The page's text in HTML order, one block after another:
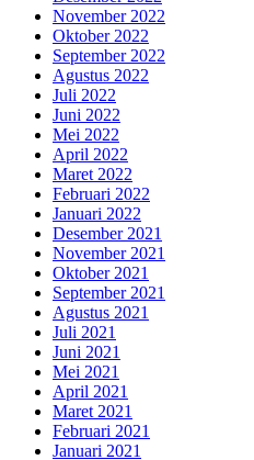
November 2022
Oktober 2022
September 2022
Agustus 2022
Juli 2022
Juni 2022
Mei 2022
April 2022
Maret 2022
Februari 2022
Januari 2022
Desember 2021
November 2021
Oktober 2021
September 2021
Agustus 2021
Juli 2021
Juni 2021
Mei 2021
April 2021
Maret 2021
Februari 2021
Januari 2021